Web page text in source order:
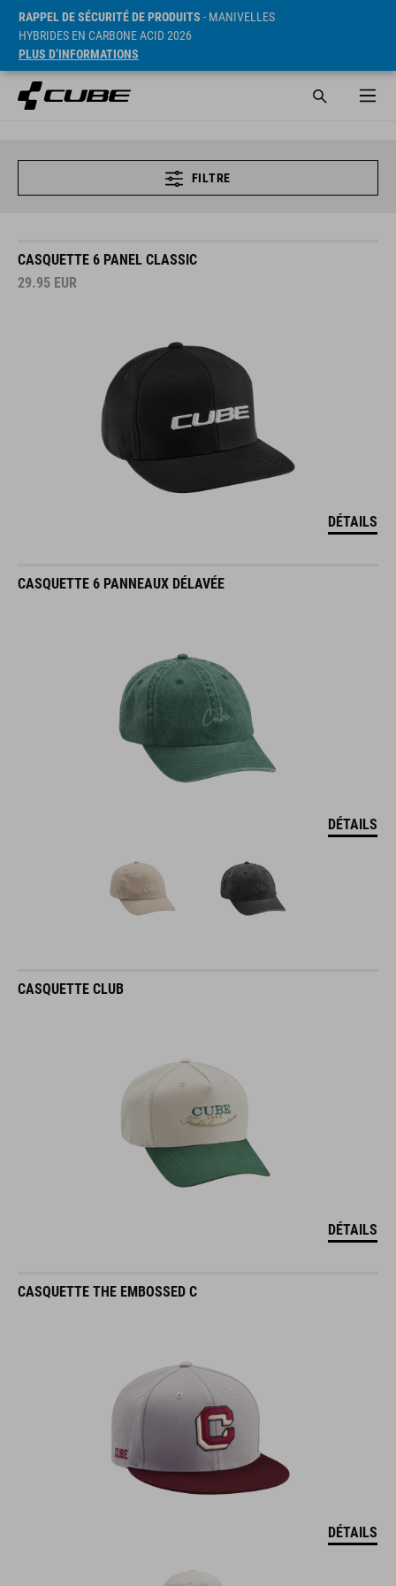
RAPPEL DE SÉCURITÉ DE PRODUITS - MANIVELLES
HYBRIDES EN CARBONE ACID 2026
PLUS D’INFORMATIONS
FILTRE
CASQUETTE 6 PANEL CLASSIC
29.95 EUR
DÉTAILS
CASQUETTE 6 PANNEAUX DÉLAVÉE
DÉTAILS
CASQUETTE CLUB
DÉTAILS
CASQUETTE THE EMBOSSED C
DÉTAILS